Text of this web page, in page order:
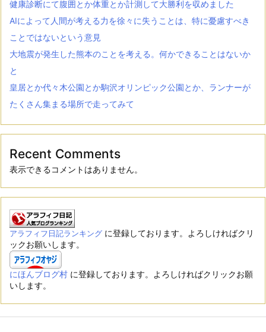
健康診断にて腹囲とか体重とか計測して大勝利を収めました
AIによって人間が考える力を徐々に失うことは、特に憂慮すべき
ことではないという意見
大地震が発生した熊本のことを考える。何かできることはないか
と
皇居とか代々木公園とか駒沢オリンピック公園とか、ランナーが
たくさん集まる場所で走ってみて
Recent Comments
表示できるコメントはありません。
アラフィフ日記ランキング に登録しております。よろしければクリ
ックお願いします。
にほんブログ村 に登録しております。よろしければクリックお願
いします。